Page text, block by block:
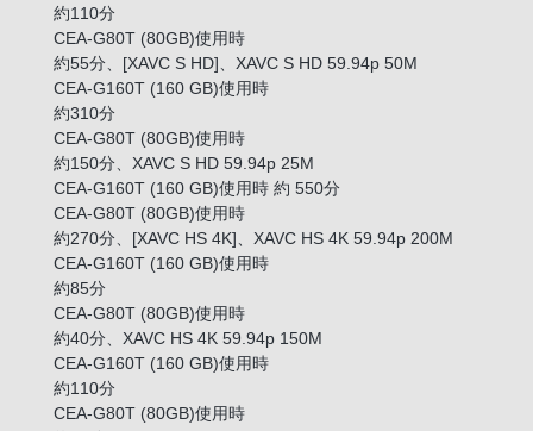
約110分
CEA-G80T (80GB)使用時
約55分、[XAVC S HD]、XAVC S HD 59.94p 50M
CEA-G160T (160 GB)使用時
約310分
CEA-G80T (80GB)使用時
約150分、XAVC S HD 59.94p 25M
CEA-G160T (160 GB)使用時 約 550分
CEA-G80T (80GB)使用時
約270分、[XAVC HS 4K]、XAVC HS 4K 59.94p 200M
CEA-G160T (160 GB)使用時
約85分
CEA-G80T (80GB)使用時
約40分、XAVC HS 4K 59.94p 150M
CEA-G160T (160 GB)使用時
約110分
CEA-G80T (80GB)使用時